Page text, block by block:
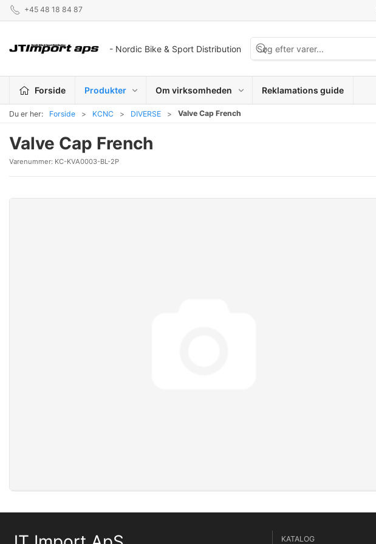
+45 48 18 84 87
- Nordic Bike & Sport Distribution
Forside Produkter Om virksomheden Reklamations guide
Du er her: Forside KCNC DIVERSE Valve Cap French
Valve Cap French
Varenummer: KC-KVA0003-BL-2P
KATALOG